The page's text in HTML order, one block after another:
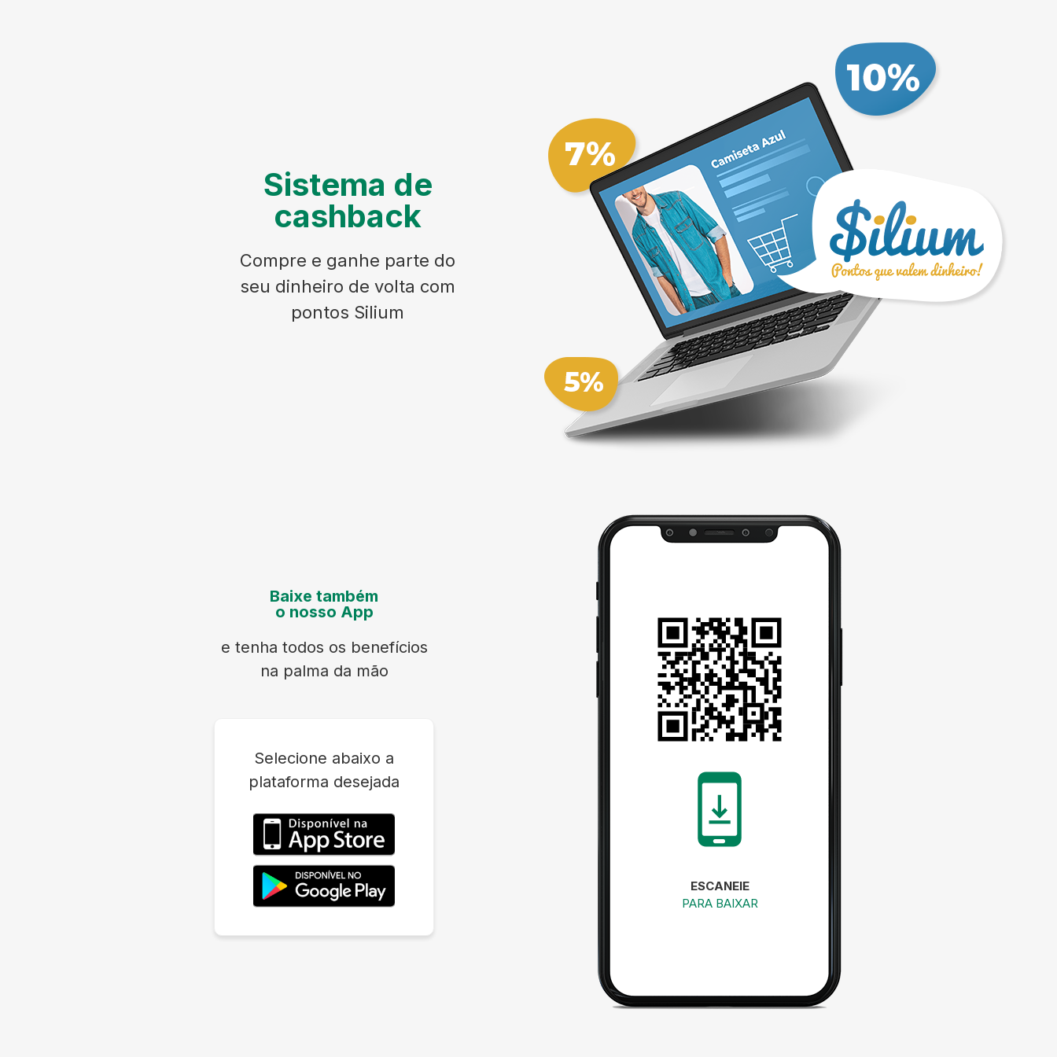
Sistema de
cashback
Compre e ganhe parte do
seu dinheiro de volta com
pontos Silium
Baixe também
o nosso App
e tenha todos os benefícios
na palma da mão
Selecione abaixo a
plataforma desejada
ESCANEIE
PARA BAIXAR